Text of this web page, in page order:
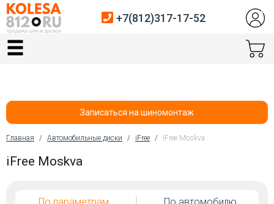
Главная
Автосервис
Датчики давления
+7(812)317-17-52
Записаться на шиномонтаж
Вы здесь
Главная / Автомобильные диски / iFree / iFree Moskva
iFree Moskva